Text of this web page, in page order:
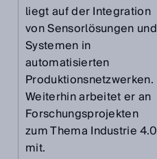
liegt auf der Integration
von Sensorlösungen und
Systemen in
automatisierten
Produktionsnetzwerken.
Weiterhin arbeitet er an
Forschungsprojekten
zum Thema Industrie 4.0
mit.